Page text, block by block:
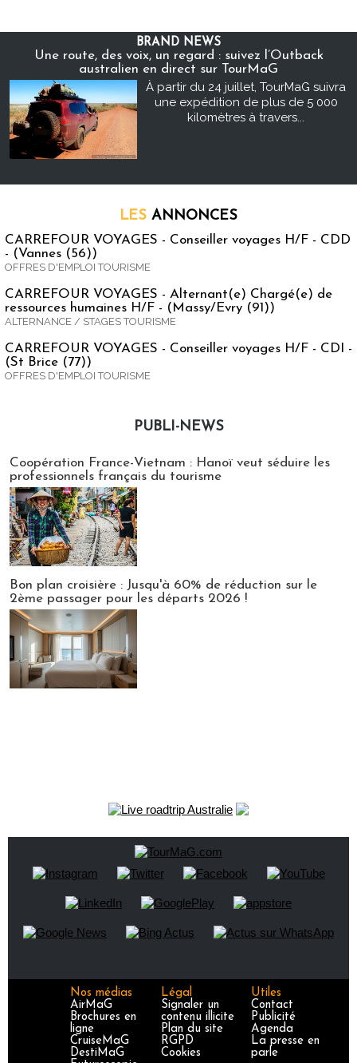
BRAND NEWS
Une route, des voix, un regard : suivez l’Outback
australien en direct sur TourMaG
À partir du 24 juillet, TourMaG suivra
une expédition de plus de 5 000
kilomètres à travers...
LES ANNONCES
CARREFOUR VOYAGES - Conseiller voyages H/F - CDD
- (Vannes (56))
OFFRES D'EMPLOI TOURISME
CARREFOUR VOYAGES - Alternant(e) Chargé(e) de
ressources humaines H/F - (Massy/Evry (91))
ALTERNANCE / STAGES TOURISME
CARREFOUR VOYAGES - Conseiller voyages H/F - CDI -
(St Brice (77))
OFFRES D'EMPLOI TOURISME
PUBLI-NEWS
Coopération France-Vietnam : Hanoï veut séduire les
professionnels français du tourisme
Bon plan croisière : Jusqu'à 60% de réduction sur le
2ème passager pour les départs 2026 !
Nos médias
AirMaG
Brochures en
ligne
CruiseMaG
DestiMaG
Légal
Signaler un
contenu illicite
Plan du site
RGPD
Cookies
Utiles
Contact
Publicité
Agenda
La presse en
parle